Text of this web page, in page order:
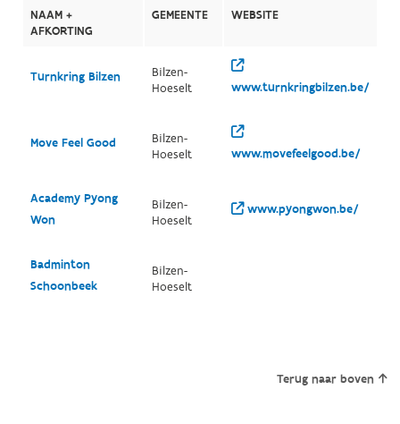
NAAM +
AFKORTING
GEMEENTE WEBSITE
Turnkring Bilzen
Bilzen-
Hoeselt
www.turnkringbilzen.be/
Move Feel Good
Bilzen-
Hoeselt
www.movefeelgood.be/
Academy Pyong
Won
Bilzen-
Hoeselt
www.pyongwon.be/
Badminton
Schoonbeek
Bilzen-
Hoeselt
Terug naar boven